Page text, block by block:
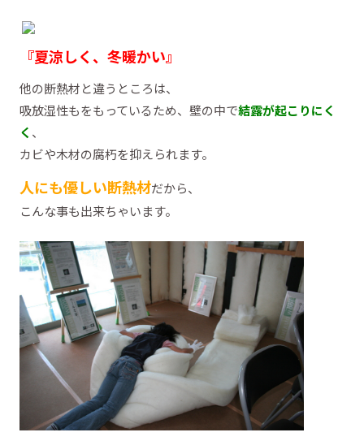
『夏涼しく、冬暖かい』
他の断熱材と違うところは、
吸放湿性もをもっているため、壁の中で結露が起こりにく
く 、
カビや木材の腐朽を抑えられます。
人にも優しい断熱材だから、
こんな事も出来ちゃいます。